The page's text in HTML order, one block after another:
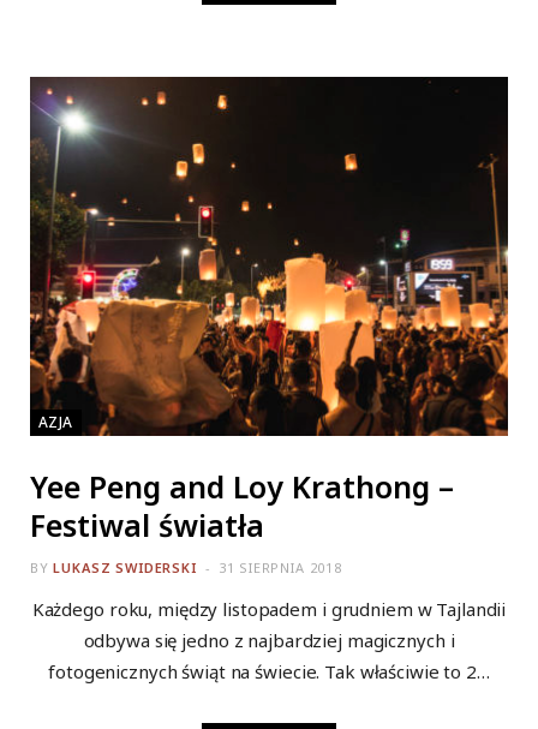
AZJA
Yee Peng and Loy Krathong –
Festiwal światła
BY LUKASZ SWIDERSKI 31 SIERPNIA 2018
Każdego roku, między listopadem i grudniem w Tajlandii
odbywa się jedno z najbardziej magicznych i
fotogenicznych świąt na świecie. Tak właściwie to 2…